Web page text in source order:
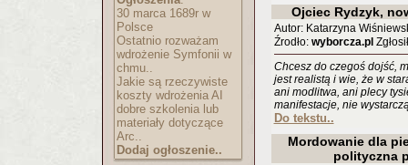
30 marca 1689r w
Polsce
Ostatnio rozważam
wdrożenie Symfonii w
chmu..
Jakie są rzeczywiste
koszty wdrożenia AI
dobre szkolenia lub
materiały dotyczące
Arc..
Dodaj ogłoszenie..
Ojciec Rydzyk,
Autor: Katarzyna
Źrodło: wyborcza.pl
Chcesz do czegoś dojść,
jest realistą i wie, że w
ani modlitwa, ani plecy
manifestacje, nie
Do tekstu..
Mordowanie dla
polityczna